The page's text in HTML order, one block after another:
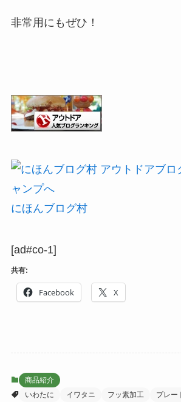
非常用にもぜひ！
にほんブログ村
[ad#co-1]
共有:
Facebook X
商品紹介
いわたに
イワタニ フッ素加工 プレー